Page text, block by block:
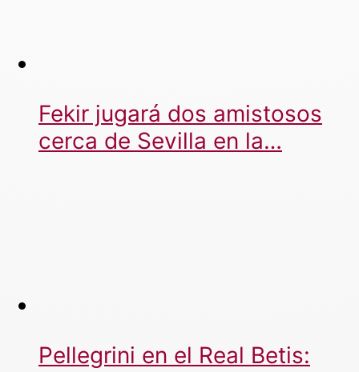
Fekir jugará dos amistosos
cerca de Sevilla en la…
Pellegrini en el Real Betis: